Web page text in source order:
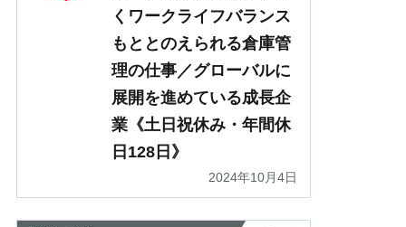
くワークライフバランス
もととのえられる倉庫管
理の仕事／グローバルに
展開を進めている成長企
業《土日祝休み・年間休
日128日》
2024年10月4日